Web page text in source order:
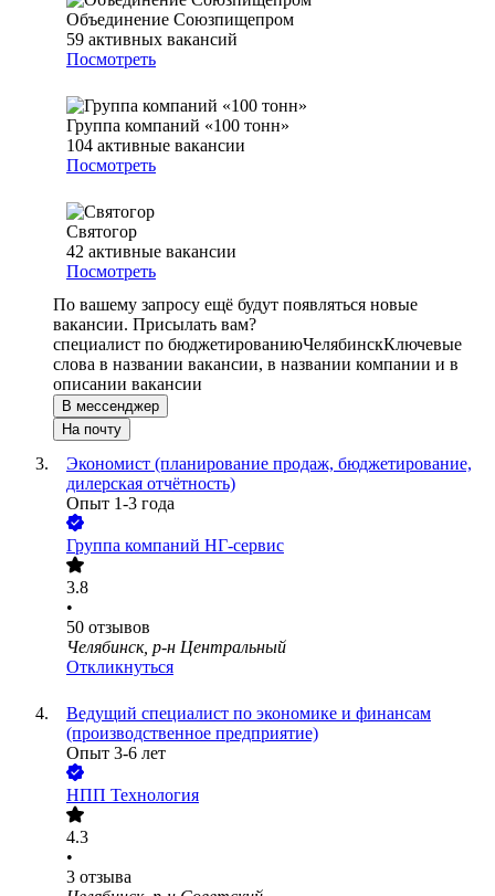
Объединение Союзпищепром
59 активных вакансий
Посмотреть
Группа компаний «100 тонн»
104 активные вакансии
Посмотреть
Святогор
42 активные вакансии
Посмотреть
По вашему запросу ещё будут появляться новые
вакансии. Присылать вам?
специалист по бюджетированиюЧелябинскКлючевые
слова в названии вакансии, в названии компании и в
описании вакансии
В мессенджер
На почту
Экономист (планирование продаж, бюджетирование,
дилерская отчётность)
Опыт 1-3 года
Группа компаний НГ-сервис
3.8
•
50 отзывов
Челябинск, р-н Центральный
Откликнуться
Ведущий специалист по экономике и финансам
(производственное предприятие)
Опыт 3-6 лет
НПП Технология
4.3
•
3 отзыва